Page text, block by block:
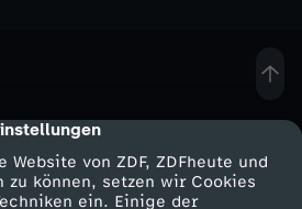
von ZDF, ZDFheute und
können, setzen wir Cookies
ein. Einige der